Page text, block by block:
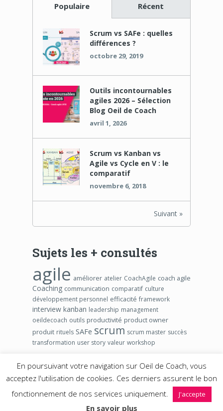
Populaire Récent
Scrum vs SAFe : quelles
différences ?
octobre 29, 2019
Outils incontournables
agiles 2026 – Sélection
Blog Oeil de Coach
avril 1, 2026
Scrum vs Kanban vs
Agile vs Cycle en V : le
comparatif
novembre 6, 2018
Suivant »
Sujets les + consultés
agile améliorer atelier CoachAgile coach agile
Coaching communication comparatif culture
développement personnel efficacité framework
interview kanban leadership management
oeildecoach outils productivité product owner
produit rituels SAFe scrum scrum master succès
transformation user story valeur workshop
2026 ©Blog Agile Oeil de Coach – www.oeildecoach.com
Martial SEGURA
En poursuivant votre navigation sur Oeil de Coach, vous
acceptez l'utilisation de cookies. Ces derniers assurent le bon
fonctionnement de nos services uniquement.
J'accepte
En savoir plus